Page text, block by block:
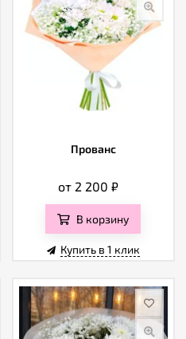
Прованс
от 2 200₽
В корзину
Купить в 1 клик